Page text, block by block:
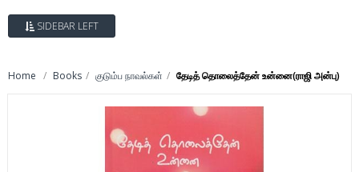
SIDEBAR LEFT
Home Books குடும்ப நாவல்கள் தேடித் தொலைத்தேன் உன்னை(ராஜி அன்பு)